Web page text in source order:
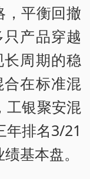
，平衡回撤
产品穿越
周期的稳
在标准混
工银聚安混
年排名3/21
基本盘。